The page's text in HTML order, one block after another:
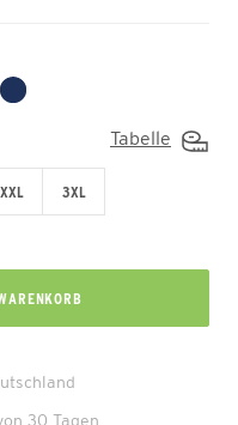
Tabelle
XXL 3XL
30 Tagen